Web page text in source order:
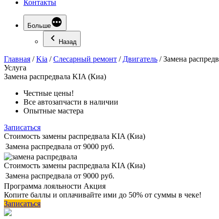
Контакты
Больше
Назад
Главная /Kia /Слесарный ремонт / Двигатель /Замена
Услуга
Замена распредвала KIA (Киа)
Честные цены!
Все автозапчасти в наличии
Опытные мастера
Записаться
Стоимость замены распредвала KIA (Киа)
Замена распредвала от 9000 руб.
Стоимость замены распредвала KIA (Киа)
Замена распредвала от 9000 руб.
Программа лояльности Акция
Копите баллы и оплачивайте ими до 50% от суммы в чеке!
Записаться